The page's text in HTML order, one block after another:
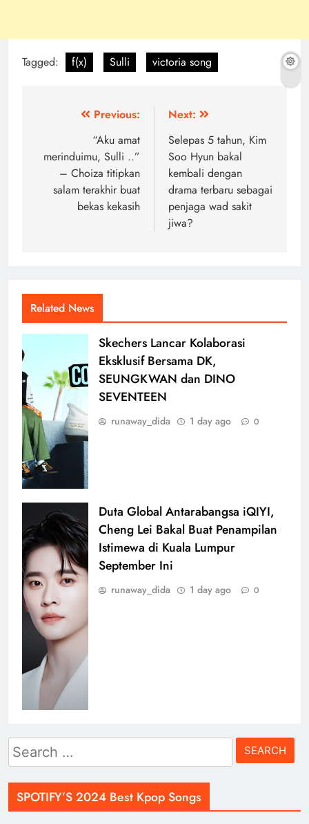
Tagged: f(x) Sulli victoria song
navigation
Previous:
“Aku amat
merinduimu, Sulli ..”
– Choiza titipkan
salam terakhir buat
bekas kekasih
Next:
Selepas 5 tahun, Kim
Soo Hyun bakal
kembali dengan
drama terbaru sebagai
penjaga wad sakit
jiwa?
Related News
Skechers Lancar Kolaborasi
Eksklusif Bersama DK,
SEUNGKWAN dan DINO
SEVENTEEN
runaway_dida 1 day ago 0
Duta Global Antarabangsa iQIYI,
Cheng Lei Bakal Buat Penampilan
Istimewa di Kuala Lumpur
September Ini
runaway_dida 1 day ago 0
Search
for:
SPOTIFY’S 2024 Best Kpop Songs